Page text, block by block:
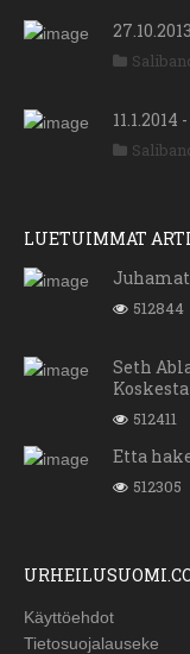
LUETUIMMAT
512844
Seth
512411
Etta
512305
Käyttöehdot
Tietosuojalauseke